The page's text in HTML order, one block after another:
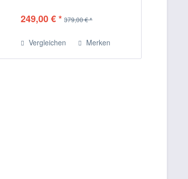
für Bremskreis im Hydraulikblock
249,00 € * 379,00 € *
Vergleichen Merken